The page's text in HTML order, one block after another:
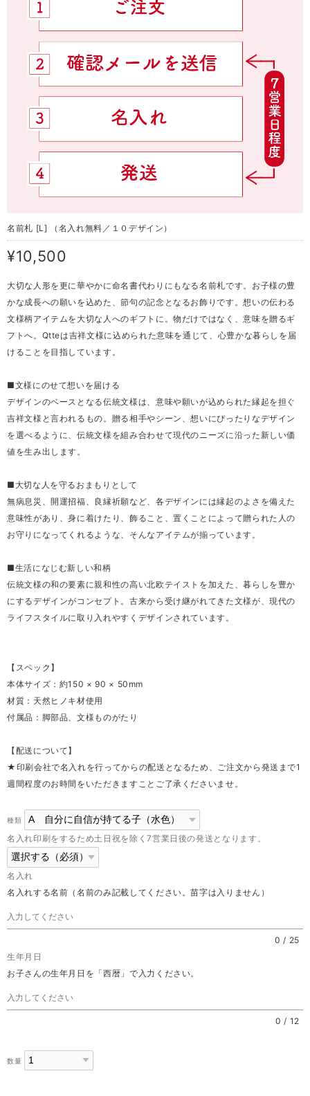
名前札 [L] （名入れ無料／１０デザイン）
¥10,500
大切な人形を更に華やかに命名書代わりにもなる名前札です。お子様の豊
かな成長への願いを込めた、節句の記念となるお飾りです。想いの伝わる
文様柄アイテムを大切な人へのギフトに。物だけではなく、意味を贈るギ
フトへ。Qtteは吉祥文様に込められた意味を通じて、心豊かな暮らしを届
けることを目指しています。
■文様にのせて想いを届ける
デザインのベースとなる伝統文様は、意味や願いが込められた縁起を担ぐ
吉祥文様と言われるもの。贈る相手やシーン、想いにぴったりなデザイン
を選べるように、伝統文様を組み合わせて現代のニーズに沿った新しい価
値を生み出します。
■大切な人を守るおまもりとして
無病息災、開運招福、良縁祈願など、各デザインには縁起のよさを備えた
意味性があり、身に着けたり、飾ること、置くことによって贈られた人の
お守りになってくれるような、そんなアイテムが揃っています。
■生活になじむ新しい和柄
伝統文様の和の要素に親和性の高い北欧テイストを加えた、暮らしを豊か
にするデザインがコンセプト。古来から受け継がれてきた文様が、現代の
ライフスタイルに取り入れやすくデザインされています。
【スペック】
本体サイズ：約150 × 90 × 50mm
材質：天然ヒノキ材使用
付属品：脚部品、文様ものがたり
【配送について】
★印刷会社で名入れを行ってからの配送となるため、ご注文から発送まで1
週間程度のお時間をいただきますことご了承くださいませ。
種類
名入れ印刷をするため土日祝を除く7営業日後の発送となります。
名入れ
名入れする名前（名前のみ記載してください。苗字は入りません）
0 / 25
生年月日
お子さんの生年月日を「西暦」で入力ください。
0 / 12
数量